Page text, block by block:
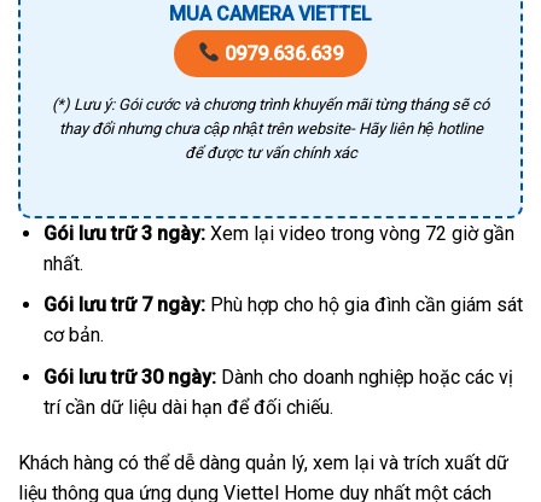
MUA CAMERA VIETTEL
0979.636.639
(*) Lưu ý: Gói cước và chương trình khuyến mãi từng tháng sẽ có
thay đổi nhưng chưa cập nhật trên website- Hãy liên hệ hotline
để được tư vấn chính xác
Gói lưu trữ 3 ngày:Xem lại video trong vòng 72 giờ gần
nhất.
Gói lưu trữ 7 ngày:Phù hợp cho hộ gia đình cần giám sát
cơ bản.
Gói lưu trữ 30 ngày:Dành cho doanh nghiệp hoặc các vị
trí cần dữ liệu dài hạn để đối chiếu.
Khách hàng có thể dễ dàng quản lý, xem lại và trích xuất dữ
liệu thông qua ứng dụng Viettel Home duy nhất một cách